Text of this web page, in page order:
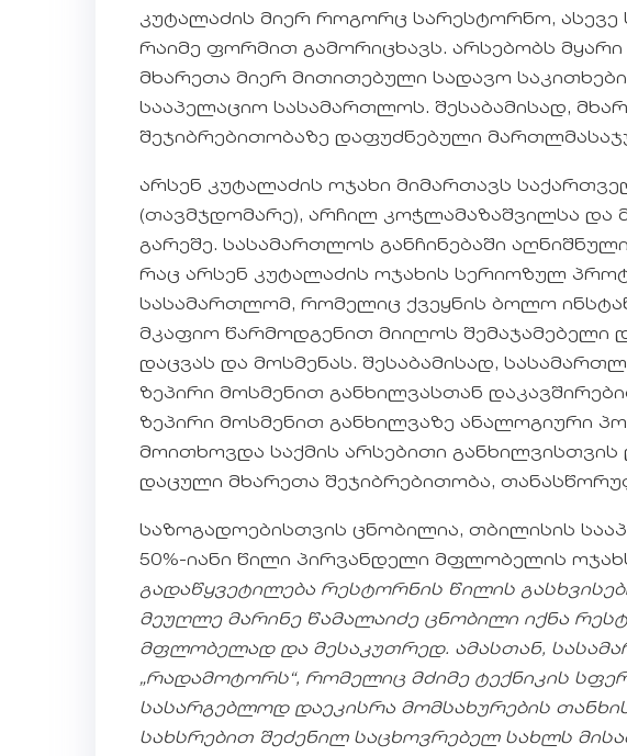
კუტალაძის მიერ როგორც სარესტორნო, ასევე
რაიმე ფორმით გამორიცხავს. არსებობს
მხარეთა მიერ მითითებული სადავო
სააპელაციო სასამართლოს. შესაბამისად,
შეჯიბრებითობაზე დაფუძნებული
არსენ კუტალაძის ოჯახი მიმართავს
(თავმჯდომარე), არჩილ კოჭლამაზაშვილსა და
გარეშე. სასამართლოს განჩინებაში
რაც არსენ კუტალაძის ოჯახის სერიოზულ
სასამართლომ, რომელიც ქვეყნის ბოლო
მკაფიო წარმოდგენით მიიღოს შემაჯამებელი
დაცვას და მოსმენას. შესაბამისად,
ზეპირი მოსმენით განხილვასთან
ზეპირი მოსმენით განხილვაზე ანალოგიური
მოითხოვდა საქმის არსებითი განხილვისთვის
დაცული მხარეთა შეჯიბრებითობა,
საზოგადოებისთვის ცნობილია, თბილისის
50%-იანი წილი პირვანდელი მფლობელის
გადაწყვეტილება რესტორნის წილის
მეუღლე მარინე წამალაიძე ცნობილი იქნა
მფლობელადდა მესაკუთრედ. ამასთან,
„რადამოტორს“, რომელიც მძიმე ტექნიკის
სასარგებლოდ დაეკისრა მომსახურების
სახსრებით შეძენილ საცხოვრებელ სახლს